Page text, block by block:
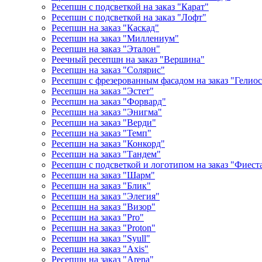
Ресепшн с подсветкой на заказ "Карат"
Ресепшн с подсветкой на заказ "Лофт"
Ресепшн на заказ "Каскад"
Ресепшн на заказ "Миллениум"
Ресепшн на заказ "Эталон"
Реечный ресепшн на заказ "Вершина"
Ресепшн на заказ "Солярис"
Ресепшн с фрезерованным фасадом на заказ
Ресепшн на заказ "Эстет"
Ресепшн на заказ "Форвард"
Ресепшн на заказ "Энигма"
Ресепшн на заказ "Верди"
Ресепшн на заказ "Темп"
Ресепшн на заказ "Конкорд"
Ресепшн на заказ "Тандем"
Ресепшн с подсветкой и логотипом на заказ
Ресепшн на заказ "Шарм"
Ресепшн на заказ "Блик"
Ресепшн на заказ "Элегия"
Ресепшн на заказ "Визор"
Ресепшн на заказ "Pro"
Ресепшн на заказ "Proton"
Ресепшн на заказ "Syull"
Ресепшн на заказ "Axis"
Ресепшн на заказ "Arena"